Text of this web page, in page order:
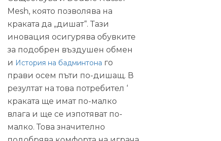
Mesh, която позволява на
краката да „дишат“. Тази
иновация осигурява обувките
за подобрен въздушен обмен
и История на бадминтона го
прави осем пъти по-дишащ. В
резултат на това потребител ‘
краката ще имат по-малко
влага и ще се изпотяват по-
малко. Това значително